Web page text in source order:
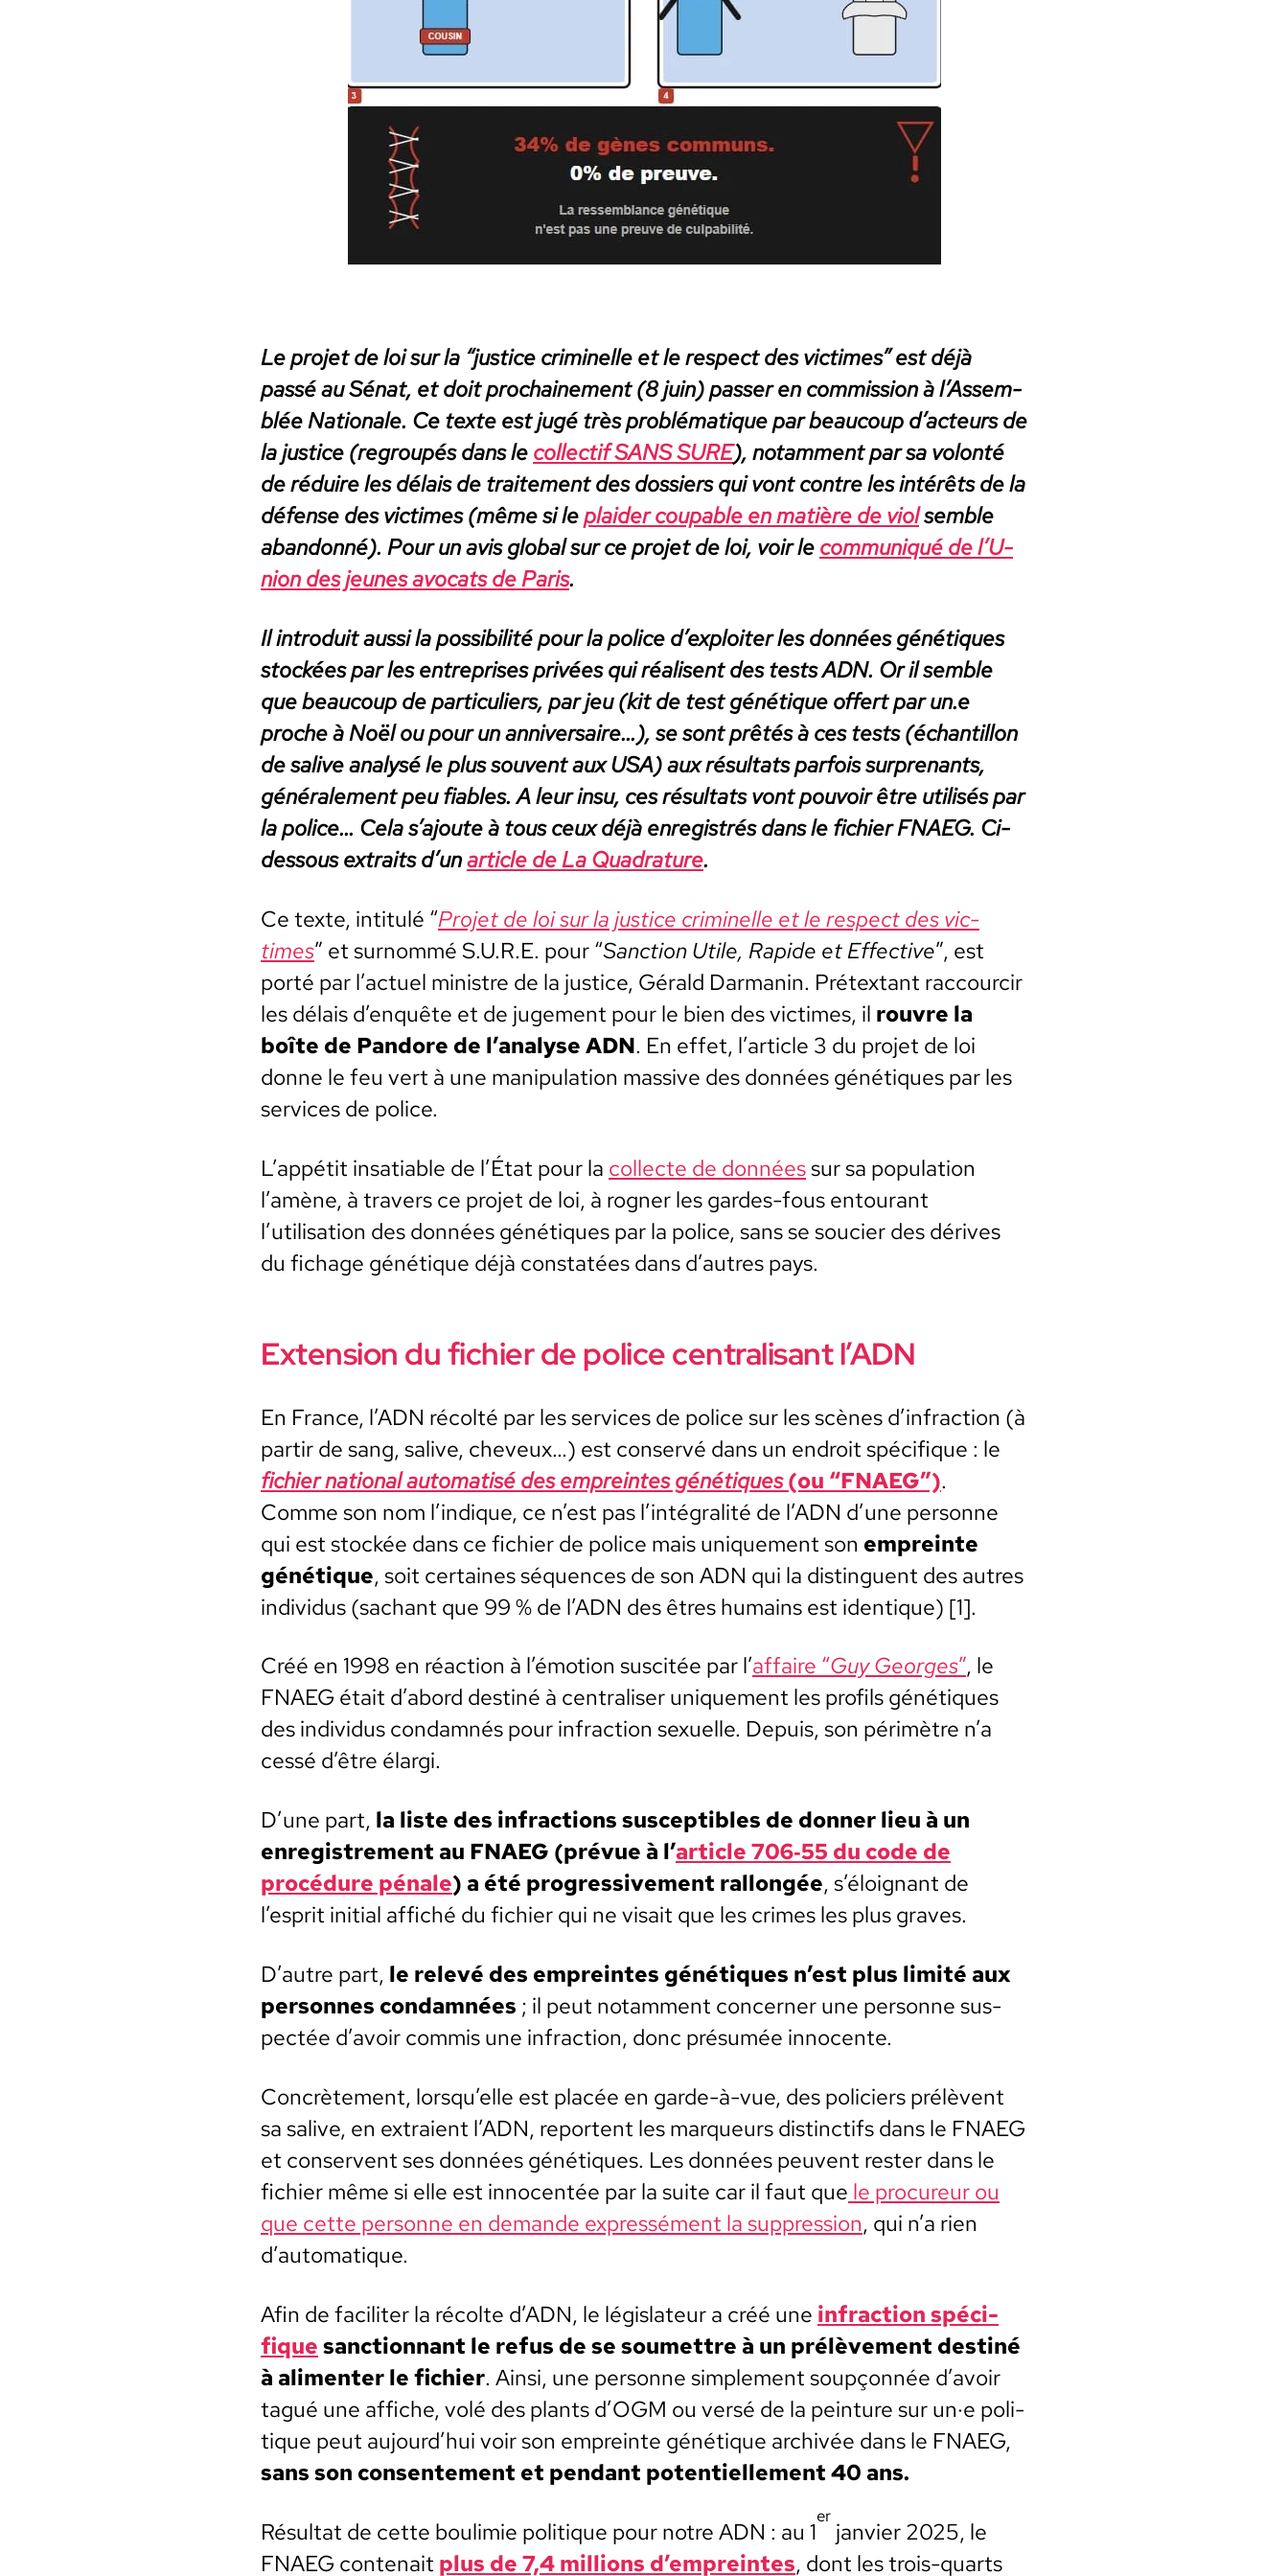
Le pro­jet de loi sur la “jus­tice crim­inelle et le respect des vic­times” est déjà
passé au Sénat, et doit prochaine­ment (8 juin) pass­er en com­mis­sion à l’Assem­
blée Nationale. Ce texte est jugé très prob­lé­ma­tique par beau­coup d’ac­teurs de
la jus­tice (regroupés dans lecol­lec­tif SANS SURE), notam­ment par sa volon­té
de réduire les délais de traite­ment des dossiers qui vont con­tre les intérêts de la
défense des vic­times (même si leplaider coupable en matière de violsem­ble
aban­don­né). Pour un avis glob­al sur ce pro­jet de loi, voir lecom­mu­niqué de l’U­
nion des jeunes avo­cats de Paris.
Il intro­duit aus­si la pos­si­bil­ité pour la police d’ex­ploiter les don­nées géné­tiques
stock­ées par les entre­pris­es privées qui réalisent des tests ADN. Or il sem­ble
que beau­coup de par­ti­c­uliers, par jeu (kit de test géné­tique offert par un.e
proche à Noël ou pour un anniver­saire…), se sont prêtés à ces tests (échan­til­lon
de salive analysé le plus sou­vent aux USA) aux résul­tats par­fois sur­prenants,
générale­ment peu fiables. A leur insu, ces résul­tats vont pou­voir être util­isés par
la police… Cela s’a­joute à tous ceux déjà enreg­istrés dans le fichi­er FNAEG. Ci-
dessous extraits d’unarti­cle de La Quad­ra­ture.
Ce texte, inti­t­ulé “Pro­jet de loi sur la jus­tice crim­inelle et le respect des vic­
times” et surnom­mé S.U.R.E. pour “Sanc­tion Utile, Rapi­de et Effec­tive”, est
porté par l’actuel min­istre de la jus­tice, Gérald Dar­manin. Pré­tex­tant rac­cour­cir
les délais d’enquête et de juge­ment pour le bien des vic­times, il rou­vre la
boîte de Pan­dore de l’analyse ADN. En effet, l’article 3 du pro­jet de loi
donne le feu vert à une manip­u­la­tion mas­sive des don­nées géné­tiques par les
ser­vices de police.
L’appétit insa­tiable de l’État pour la col­lecte de don­néessur sa pop­u­la­tion
l’amène, à tra­vers ce pro­jet de loi, à rogn­er les gardes-fous entourant
l’utilisation des don­nées géné­tiques par la police, sans se souci­er des dérives
du fichage géné­tique déjà con­statées dans d’autres pays.
Extension du fichier de police centralisant l’ADN
En France, l’ADN récolté par les ser­vices de police sur les scènes d’infraction (à
par­tir de sang, salive, cheveux…) est con­servé dans un endroit spé­ci­fique : le
fichi­er nation­al automa­tisé des empreintes géné­tiques(ou “FNAEG”).
Comme son nom l’indique, ce n’est pas l’intégralité de l’ADN d’une per­son­ne
qui est stock­ée dans ce fichi­er de police mais unique­ment son empreinte
géné­tique, soit cer­taines séquences de son ADN qui la dis­tinguent des autres
indi­vidus (sachant que 99 % de l’ADN des êtres humains est iden­tique) [1].
Créé en 1998 en réac­tion à l’émotion sus­citée par l’affaire “Guy Georges”, le
FNAEG était d’abord des­tiné à cen­tralis­er unique­ment les pro­fils géné­tiques
des indi­vidus con­damnés pour infrac­tion sex­uelle. Depuis, son périmètre n’a
cessé d’être élar­gi.
D’une part, la liste des infrac­tions sus­cep­ti­bles de don­ner lieu à un
enreg­istrement au FNAEG (prévue à l’arti­cle 706‑55 du code de
procé­dure pénale) a été pro­gres­sive­ment ral­longée, s’éloignant de
l’esprit ini­tial affiché du fichi­er qui ne visait que les crimes les plus graves.
D’autre part, le relevé des empreintes géné­tiques n’est plus lim­ité aux
per­son­nes con­damnées ; il peut notam­ment con­cern­er une per­son­ne sus­
pec­tée d’avoir com­mis une infrac­tion, donc pré­sumée inno­cente.
Con­crète­ment, lorsqu’elle est placée en garde-à-vue, des policiers prélèvent
sa salive, en extraient l’ADN, repor­tent les mar­queurs dis­tinc­tifs dans le FNAEG
et con­ser­vent ses don­nées géné­tiques. Les don­nées peu­vent rester dans le
fichi­er même si elle est inno­cen­tée par la suite car il faut que le pro­cureur ou
que cette per­son­ne en demande expressé­ment la sup­pres­sion, qui n’a rien
d’automatique.
Afin de faciliter la récolte d’ADN, le lég­is­la­teur a créé une infrac­tion spé­ci­
fiquesanc­tion­nant le refus de se soumet­tre à un prélève­ment des­tiné
à ali­menter le fichi­er. Ain­si, une per­son­ne sim­ple­ment soupçon­née d’avoir
tagué une affiche, volé des plants d’OGM ou ver­sé de la pein­ture sur un·e poli­
tique peut aujourd’hui voir son empreinte géné­tique archivée dans le FNAEG,
sans son con­sen­te­ment et pen­dant poten­tielle­ment 40 ans.
Résul­tat de cette boulim­ie poli­tique pour notre ADN : au 1
er
jan­vi­er 2025, le
FNAEG con­te­nait plus de 7,4 mil­lions d’empreintes, dont les trois-quarts